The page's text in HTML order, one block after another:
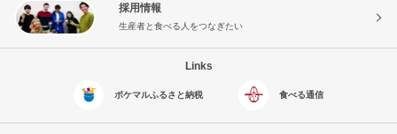
採用情報
生産者と食べる人をつなぎたい
Links
ポケマルふるさと納税 食べる通信